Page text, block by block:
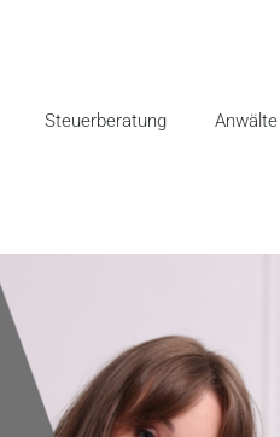
Steuerberatung Anwälte